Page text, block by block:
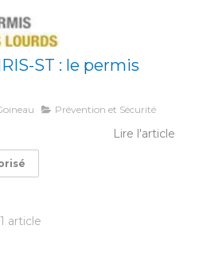
ST : le permis
Prévention et Sécurité
Lire l'article
1 article